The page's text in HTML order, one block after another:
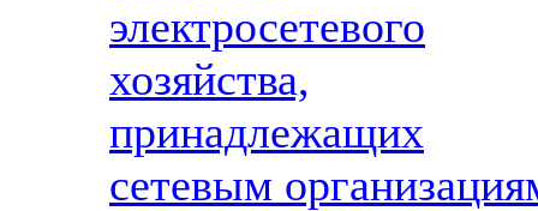
электросетевого
хозяйства,
принадлежащих
сетевым